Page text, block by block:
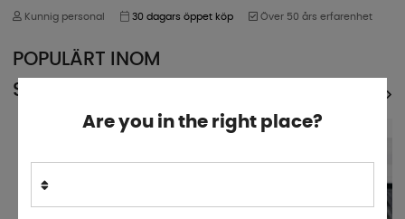
Kunnig personal 30 dagars öppet köp Över 50 års erfarenhet
POPULÄRT INOM
SAMMA KATEGORI
Are you in the right place?